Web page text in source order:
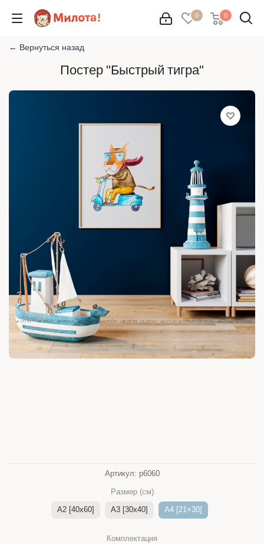
0 0
← Вернуться назад
Постер "Быстрый тигра"
Артикул: p6060
Размер (см)
A2 [40x60]
A3 [30x40] A4 [21×30]
Комплектация